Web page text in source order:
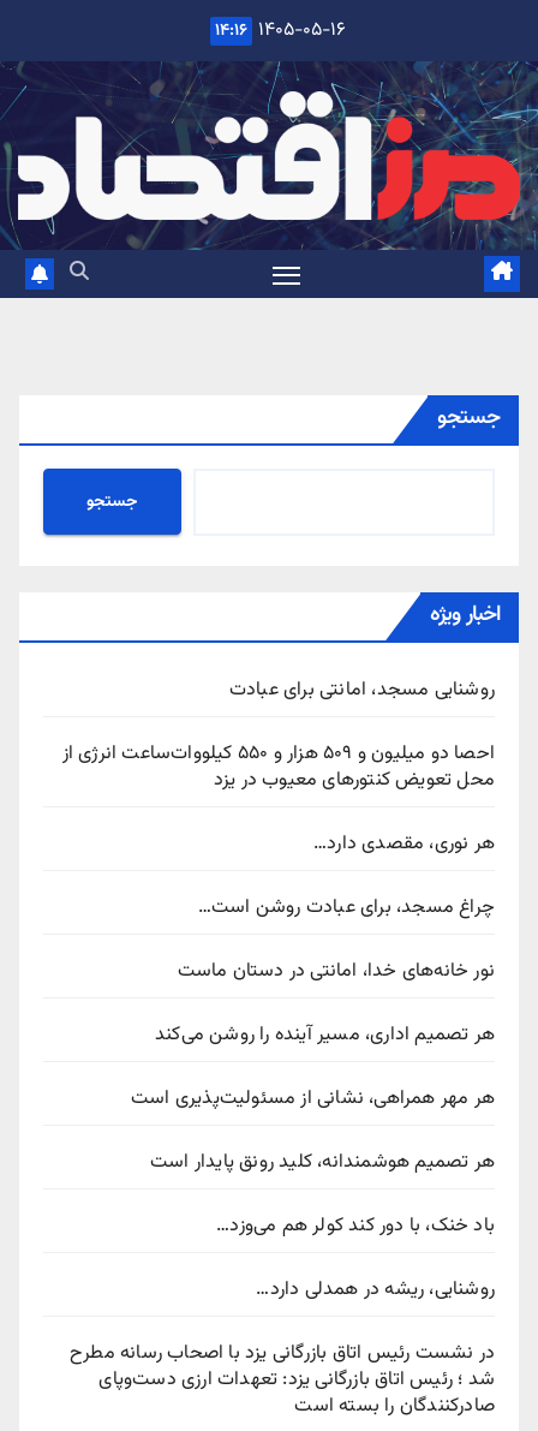
content
۱۴۰۵-۰۵-۱۶ ۱۴:۱۶
جستجو
جستجو
اخبار ویژه
روشنایی مسجد، امانتی برای عبادت
احصا دو میلیون و ۵۰۹ هزار و ۵۵۰ کیلووات‌ساعت انرژی از
محل تعویض کنتورهای معیوب در یزد
هر نوری، مقصدی دارد…
چراغ مسجد، برای عبادت روشن است…
نور خانه‌های خدا، امانتی در دستان ماست
هر تصمیم اداری، مسیر آینده را روشن می‌کند
هر مهر همراهی، نشانی از مسئولیت‌پذیری است
هر تصمیم هوشمندانه، کلید رونق پایدار است
باد خنک، با دور کند کولر هم می‌وزد…
روشنایی، ریشه در همدلی دارد…
در نشست رئیس اتاق بازرگانی یزد با اصحاب رسانه مطرح
شد ؛ رئیس اتاق بازرگانی یزد: تعهدات ارزی دست‌وپای
صادرکنندگان را بسته است